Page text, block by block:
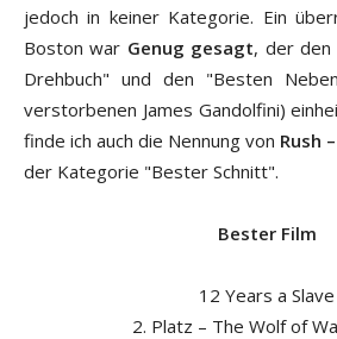
jedoch in keiner Kategorie. Ein
Boston war Genug gesagt, der
Drehbuch" und den "Besten
verstorbenen James Gandolfini)
finde ich auch die Nennung von Rush
der Kategorie "Bester Schnitt".
Bester Film
12 Years a Slave
2. Platz – The Wolf of